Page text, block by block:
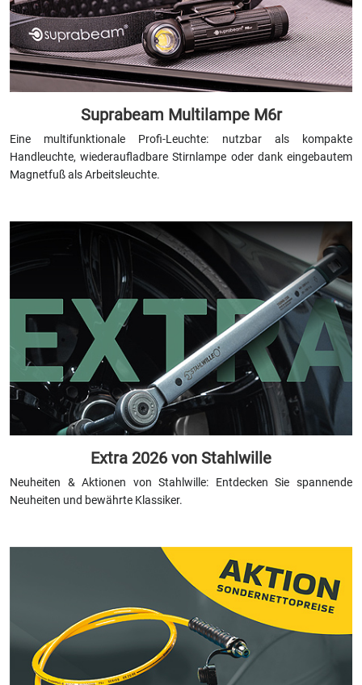
Suprabeam Multilampe M6r
Eine multifunktionale Profi-Leuchte: nutzbar als kompakte
Handleuchte, wiederaufladbare Stirnlampe oder dank eingebautem
Magnetfuß als Arbeitsleuchte.
Extra 2026 von Stahlwille
Neuheiten & Aktionen von Stahlwille: Entdecken Sie spannende
Neuheiten und bewährte Klassiker.